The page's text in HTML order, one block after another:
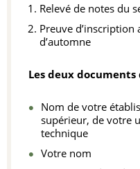
Relevé de notes du
Preuve
d’automne
Les deux
Nom de votre
supérieur, de votre
technique
Votre nom